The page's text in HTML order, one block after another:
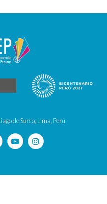
de Surco, Lima, Perú